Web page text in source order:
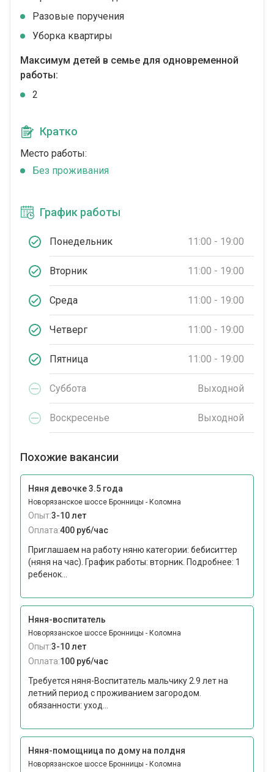
Разовые поручения
Уборка квартиры
Максимум детей в семье для одновременной
работы:
2
Кратко
Место работы:
Без проживания
График работы
Понедельник 11:00 - 19:00
Вторник 11:00 - 19:00
Среда 11:00 - 19:00
Четверг 11:00 - 19:00
Пятница 11:00 - 19:00
Суббота Выходной
Воскресенье Выходной
Похожие вакансии
Няня девочке 3.5 года
Новорязанское шоссе Бронницы - Коломна
Опыт:3-10 лет
Оплата:400 руб/час
Приглашаем на работу няню категории: бебиситтер
(няня на час). График работы: вторник. Подробнее: 1
ребенок...
Няня-воспитатель
Новорязанское шоссе Бронницы - Коломна
Опыт:3-10 лет
Оплата:100 руб/час
Требуется няня-Воспитатель мальчику 2.9 лет на
летний период с проживанием загородом.
обязанности: уход...
Няня-помощница по дому на полдня
Новорязанское шоссе Бронницы - Коломна